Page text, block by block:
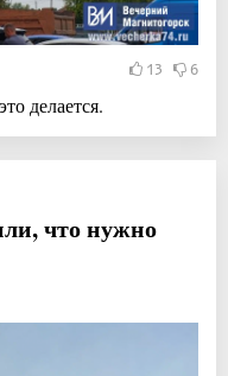
13 6
делается.
что нужно